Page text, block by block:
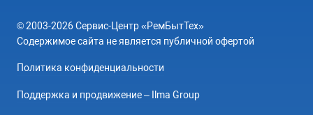
Кондиционеры
Варочные панели
Электроплиты
Кондиционеры
География
© 2003-2026 Сервис-Центр «РемБытТех»
Содержимое сайта не является публичной офертой
Политика конфиденциальности
Поддержка и продвижение – Ilma Group